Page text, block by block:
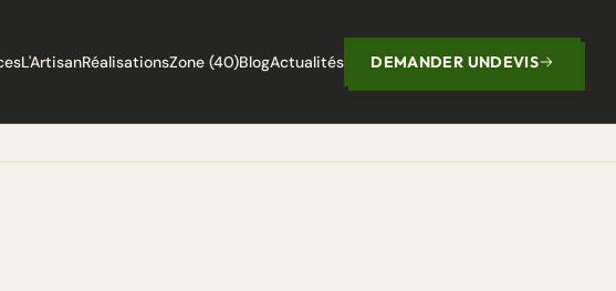
L'ArtisanRéalisationsZone (40)BlogActualités DEMANDER UNDEVIS